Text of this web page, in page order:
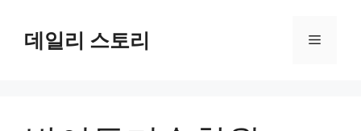
데일리 스토리 메